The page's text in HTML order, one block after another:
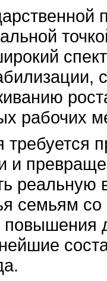
рабочих
и
реальную
семьям
повышения